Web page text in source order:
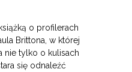
o profilerach
Brittona, w której
nie tylko o kulisach
się odnaleźć